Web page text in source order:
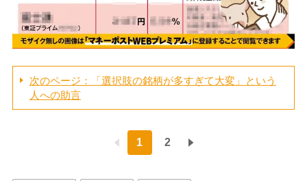
次のページ：「選択肢の銘柄が多すぎて大変」という
人への助言
1 2